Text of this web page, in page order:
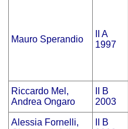
Mauro Sperandio
II A
1997
Riccardo Mel,
Andrea Ongaro
II B
2003
Alessia Fornelli,
II B